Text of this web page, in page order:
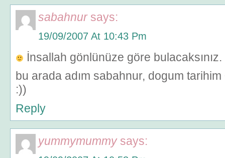
sabahnur says:
19/09/2007 At 10:43 Pm
İnsallah gönlünüze göre bulacaksınız.
bu arada adım sabahnur, dogum
:))
Reply
yummymummy says: